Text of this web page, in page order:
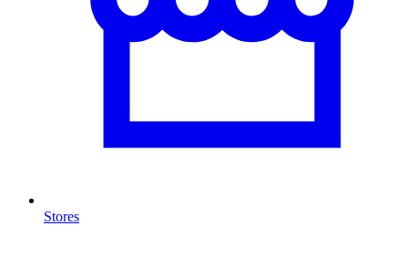
Stores